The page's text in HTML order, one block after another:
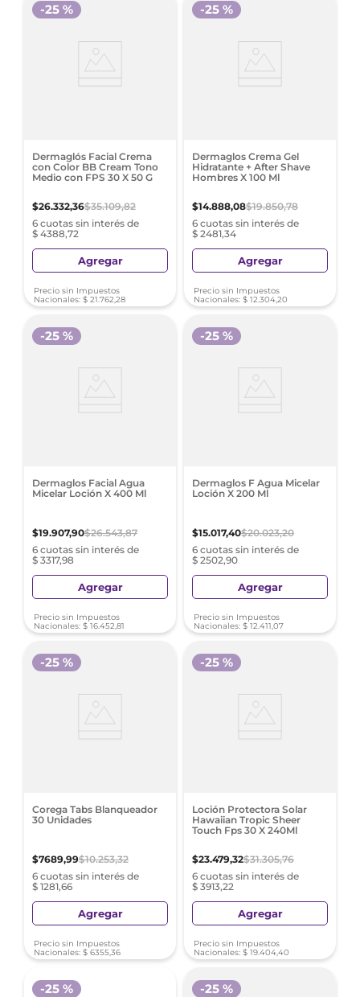
Dermaglós Facial Crema
con Color BB Cream Tono
Medio con FPS 30 X 50 G
$26.332,36$35.109,82
6 cuotas sin interés de
$ 4388,72
-25 %
Agregar
Precio sin Impuestos
Nacionales: $ 21.762,28
Dermaglos Crema Gel
Hidratante + After Shave
Hombres X 100 Ml
$14.888,08$19.850,78
6 cuotas sin interés de
$ 2481,34
-25 %
Agregar
Precio sin Impuestos
Nacionales: $ 12.304,20
Dermaglos Facial Agua
Micelar Loción X 400 Ml
$19.907,90$26.543,87
6 cuotas sin interés de
$ 3317,98
-25 %
Agregar
Precio sin Impuestos
Nacionales: $ 16.452,81
Dermaglos F Agua Micelar
Loción X 200 Ml
$15.017,40$20.023,20
6 cuotas sin interés de
$ 2502,90
-25 %
Agregar
Precio sin Impuestos
Nacionales: $ 12.411,07
Corega Tabs Blanqueador
30 Unidades
$7689,99$10.253,32
6 cuotas sin interés de
$ 1281,66
-25 %
Agregar
Precio sin Impuestos
Nacionales: $ 6355,36
Loción Protectora Solar
Hawaiian Tropic Sheer
Touch Fps 30 X 240Ml
$23.479,32$31.305,76
6 cuotas sin interés de
$ 3913,22
-25 %
Agregar
Precio sin Impuestos
Nacionales: $ 19.404,40
-25 % -25 %